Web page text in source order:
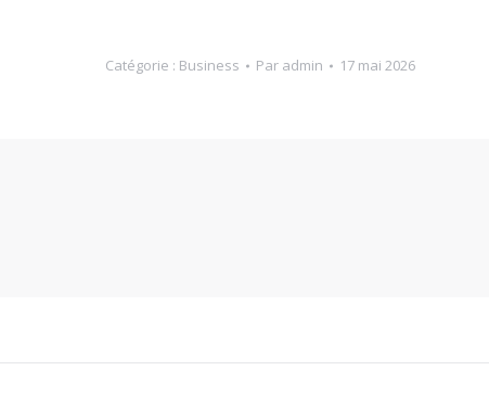
Catégorie : Business Par admin 17 mai 2026